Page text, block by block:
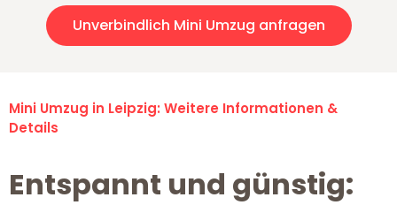
Unverbindlich Mini Umzug anfragen
Mini Umzug in Leipzig: Weitere Informationen &
Details
Entspannt und günstig: